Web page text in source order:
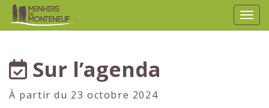
Sur l’agenda
À partir du 23 octobre 2024